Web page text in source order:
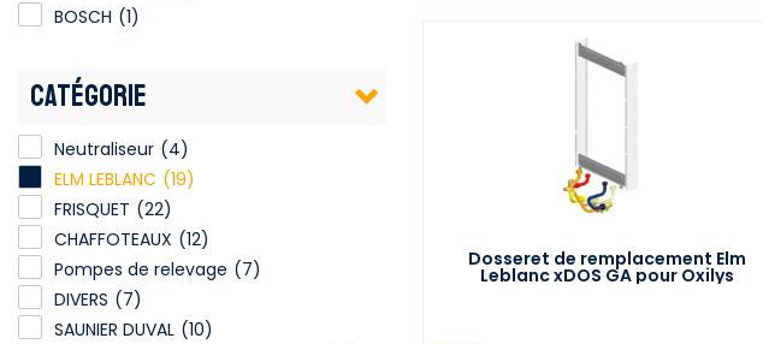
BOSCH (1)
CATÉGORIE
Neutraliseur (4)
ELM LEBLANC (19)
FRISQUET (22)
CHAFFOTEAUX (12)
Pompes de relevage (7)
DIVERS (7)
SAUNIER DUVAL (10)
Dosseret de remplacement Elm
Leblanc xDOS GA pour Oxilys